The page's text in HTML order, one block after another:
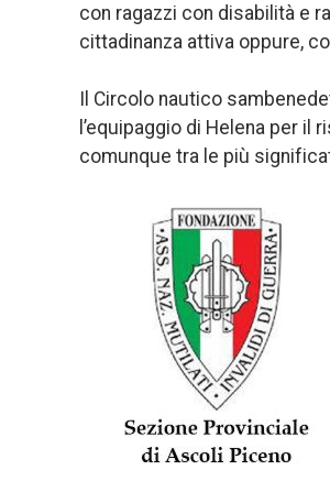
con ragazzi con disabilità e
cittadinanza attiva oppure,
Il Circolo nautico
l’equipaggio di Helena per
comunque tra le più